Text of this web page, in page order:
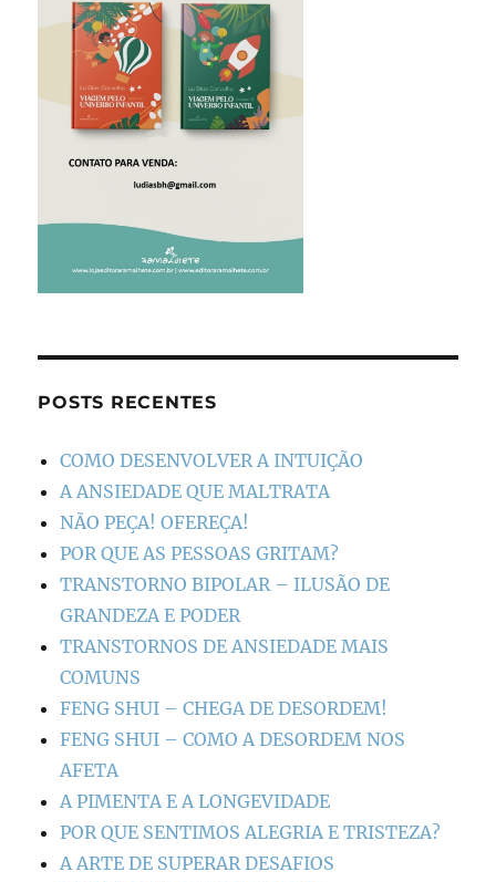
POSTS RECENTES
COMO DESENVOLVER A INTUIÇÃO
A ANSIEDADE QUE MALTRATA
NÃO PEÇA! OFEREÇA!
POR QUE AS PESSOAS GRITAM?
TRANSTORNO BIPOLAR – ILUSÃO DE
GRANDEZA E PODER
TRANSTORNOS DE ANSIEDADE MAIS
COMUNS
FENG SHUI – CHEGA DE DESORDEM!
FENG SHUI – COMO A DESORDEM NOS
AFETA
A PIMENTA E A LONGEVIDADE
POR QUE SENTIMOS ALEGRIA E TRISTEZA?
A ARTE DE SUPERAR DESAFIOS